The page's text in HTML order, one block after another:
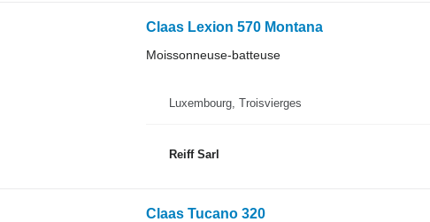
Claas Lexion 570 Montana
Moissonneuse-batteuse
Luxembourg, Troisvierges
Reiff Sarl
Claas Tucano 320